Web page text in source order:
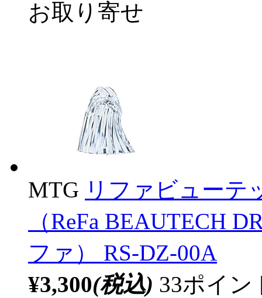
お取り寄せ
MTG リファビューテ
（ReFa BEAUTECH
ファ） RS-DZ-00A
¥3,300(税込) 33ポイ